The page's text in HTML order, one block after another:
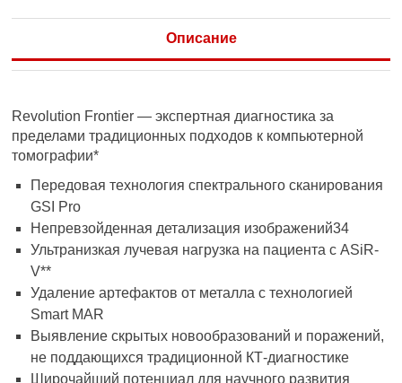
Описание
Revolution Frontier — экспертная диагностика за
пределами традиционных подходов к компьютерной
томографии*
Передовая технология спектрального сканирования
GSI Pro
Непревзойденная детализация изображений34
Ультранизкая лучевая нагрузка на пациента с ASiR‐
V**
Удаление артефактов от металла с технологией
Smart MAR
Выявление скрытых новообразований и поражений,
не поддающихся традиционной КТ‐диагностике
Широчайший потенциал для научного развития